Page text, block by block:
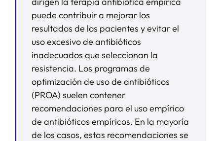
puede contribuira mejorar los
resultados de los pacientes y evitar el
uso excesivo de antibióticos
inadecuados que seleccionan la
resistencia. Los programas de
optimización de uso de antibióticos
(PROA) suelen contener
recomendaciones para el uso empírico
de antibióticos empíricos. En la mayoría
de los casos, estas recomendaciones se